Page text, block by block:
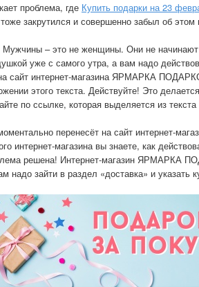
проблема, где Купить подарки на 23
закрутился и совершенно забыл об этом
Мужчины – это не женщины. Они не
уже с самого утра, а вам надо
сайт интернет-магазина ЯРМАРКА
этого текста. Действуйте! Это
по ссылке, которая выделяется из
перенесёт на сайт интернет-
интернет-магазина вы знаете, как
решена! Интернет-магазин ЯРМАРКА
надо зайти в раздел «доставка» и указать